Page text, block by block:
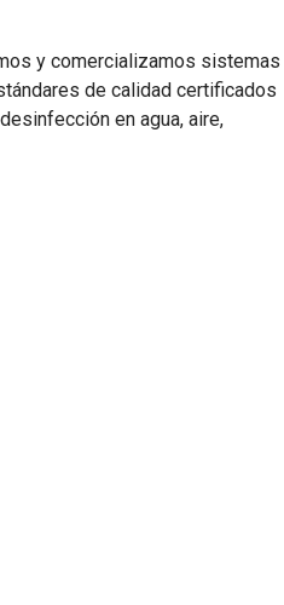
y comercializamos sistemas
de calidad certificados
en agua, aire,